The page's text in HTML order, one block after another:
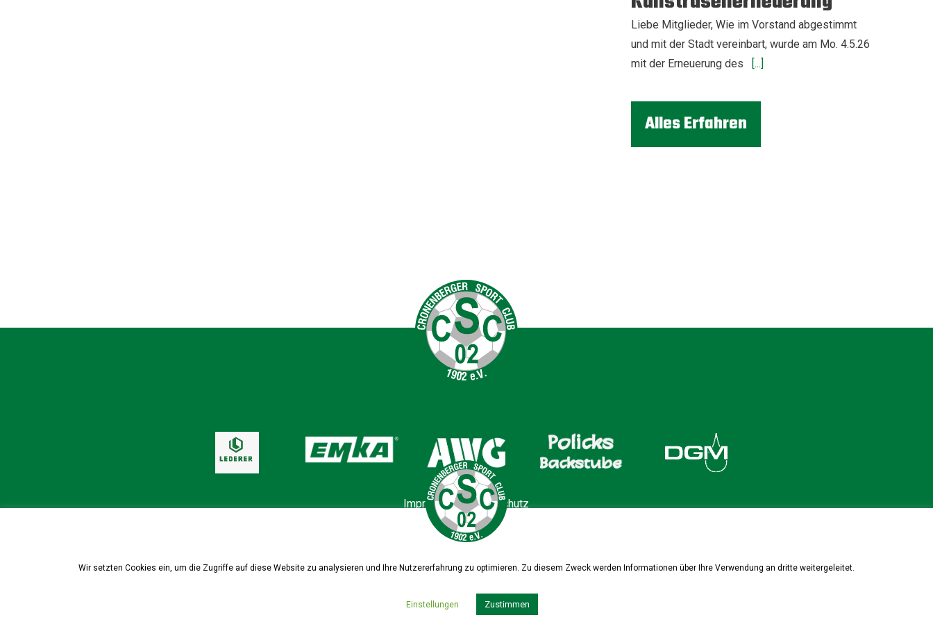
Liebe Mitglieder, Wie im Vorstand abgestimmt
und mit der Stadt vereinbart, wurde am Mo. 4.5.26
mit der Erneuerung des
[...]
Alles Erfahren
Impressum|Datenschutz
Wir setzten Cookies ein, um die Zugriffe auf diese Website zu analysieren und Ihre Nutzererfahrung zu optimieren. Zu diesem Zweck werden Informationen über Ihre Verwendung an dritte weitergeleitet.
Einstellungen Zustimmen